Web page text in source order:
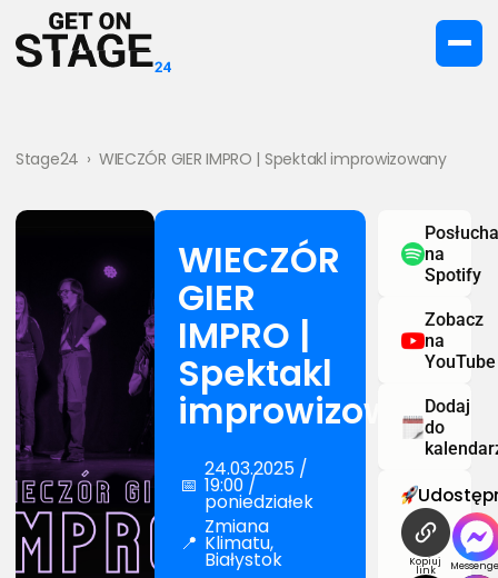
Stage24 › WIECZÓR GIER IMPRO | Spektakl improwizowany
WIECZÓR
GIER
IMPRO |
Spektakl
improwizowany
📅
24.03.2025 /
19:00 /
poniedziałek
📍
Zmiana
Klimatu,
Białystok
na
Spotify
Zobacz
na
YouTube
Dodaj
do
Kopiuj
link